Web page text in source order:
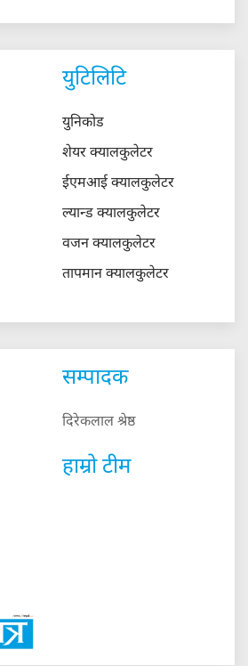
युटिलिटि
युनिकोड
शेयर क्यालकुलेटर
ईएमआई क्यालकुलेटर
ल्यान्ड क्यालकुलेटर
वजन क्यालकुलेटर
तापमान क्यालकुलेटर
सम्पादक
दिरेकलाल श्रेष्ठ
हाम्रो टीम